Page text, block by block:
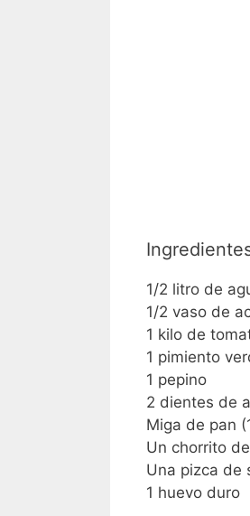
1/2 litro de
1/2 vaso de
1 kilo de
1 pimiento
1 pepino
2 dientes de
Miga de pan
Un chorrito
Una pizca de
1 huevo duro